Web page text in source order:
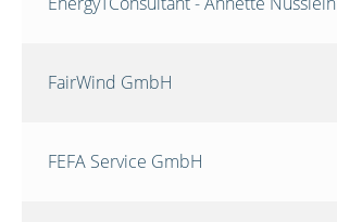
FairWind GmbH
FEFA Service GmbH